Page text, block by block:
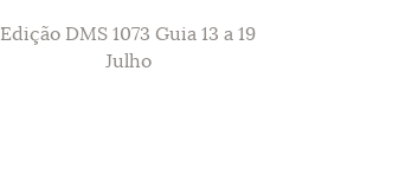
Edição DMS 1073 Guia 13 a 19
Julho